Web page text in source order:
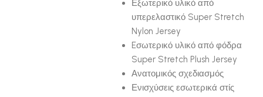
Εξωτερικό υλικό από
υπερελαστικό Super Stretch
Nylon Jersey
Eσωτερικό υλικό από φόδρα
Super Stretch Plush Jersey
Ανατομικός σχεδιασμός
Ενισχύσεις εσωτερικά στίς